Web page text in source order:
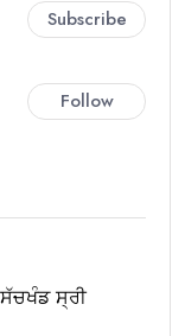
Subscribe
Follow
ਸ੍ਰੀ